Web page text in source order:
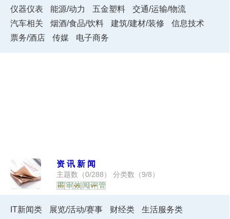
仪器仪表
能源/动力 五金塑料
交通/运输/物流
汽车相关
烟酒/食品/饮料 建筑/建材/装修
信息技术
票务/酒店
传媒 电子商务
资讯新闻
主题数（0/288） 分类数（9/8）
匿 审 效 阅 评 管
IT新闻类 展览/活动/赛事 财经类
生活服务类